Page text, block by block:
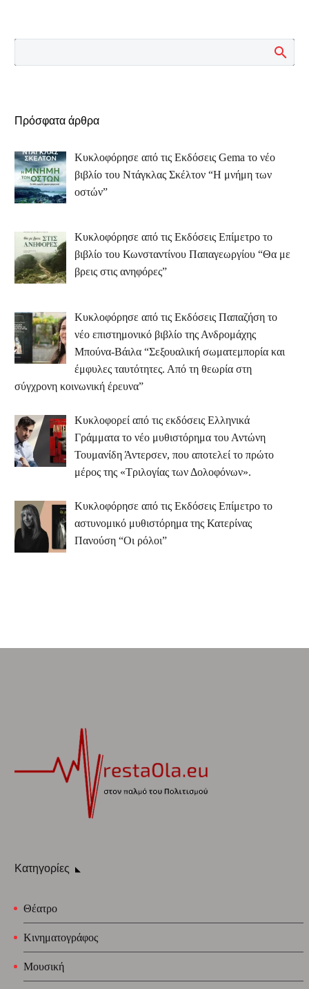
Πρόσφατα άρθρα
Κυκλοφόρησε από τις Εκδόσεις Gema το νέο
βιβλίο του Ντάγκλας Σκέλτον “Η μνήμη των
οστών”
Κυκλοφόρησε από τις Εκδόσεις Επίμετρο το
βιβλίο του Κωνσταντίνου Παπαγεωργίου “Θα με
βρεις στις ανηφόρες”
Κυκλοφόρησε από τις Εκδόσεις Παπαζήση το
νέο επιστημονικό βιβλίο της Ανδρομάχης
Μπούνα-Βάιλα “Σεξουαλική σωματεμπορία και
έμφυλες ταυτότητες. Από τη θεωρία στη
σύγχρονη κοινωνική έρευνα”
Κυκλοφορεί από τις εκδόσεις Ελληνικά
Γράμματα το νέο μυθιστόρημα του Αντώνη
Τουμανίδη Άντερσεν, που αποτελεί το πρώτο
μέρος της «Τριλογίας των Δολοφόνων».
Κυκλοφόρησε από τις Εκδόσεις Επίμετρο το
αστυνομικό μυθιστόρημα της Κατερίνας
Πανούση “Οι ρόλοι”
Κατηγορίες
Θέατρο
Κινηματογράφος
Μουσική